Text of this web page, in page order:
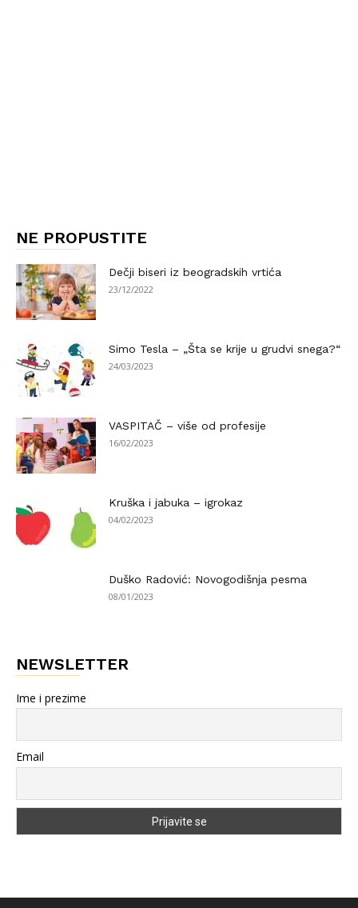
NE PROPUSTITE
Dečji biseri iz beogradskih vrtića
23/12/2022
Simo Tesla – „Šta se krije u grudvi snega?“
24/03/2023
VASPITAČ – više od profesije
16/02/2023
Kruška i jabuka – igrokaz
04/02/2023
Duško Radović: Novogodišnja pesma
08/01/2023
NEWSLETTER
Ime i prezime
Email